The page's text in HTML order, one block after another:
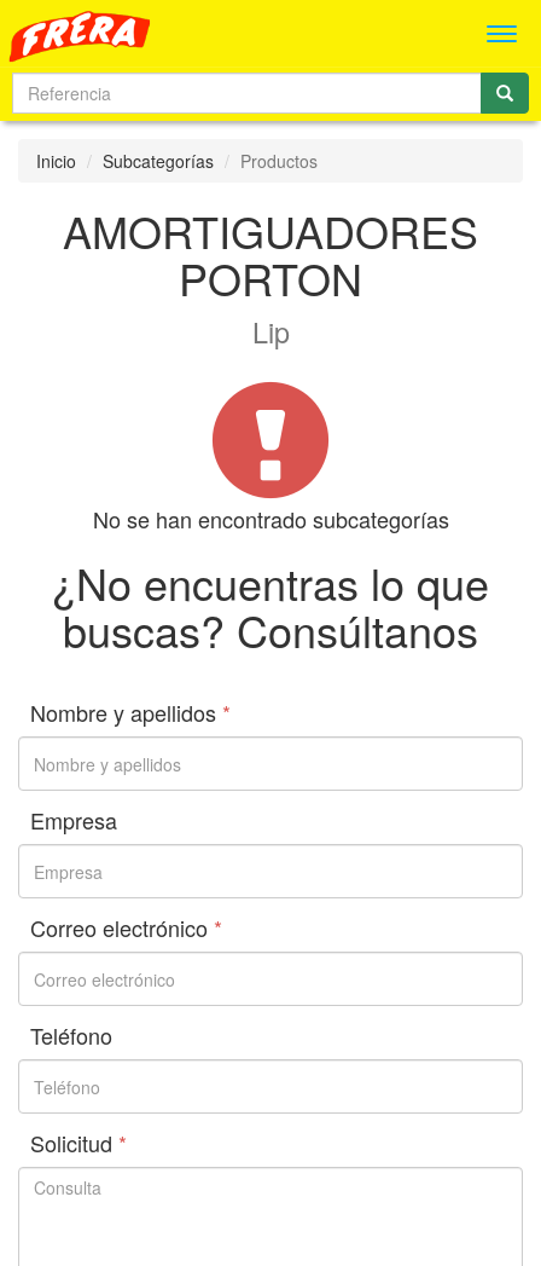
Inicio Subcategorías Productos
AMORTIGUADORES
PORTON
Lip
No se han encontrado subcategorías
¿No encuentras lo que
buscas? Consúltanos
Nombre y apellidos *
Empresa
Correo electrónico *
Teléfono
Solicitud *